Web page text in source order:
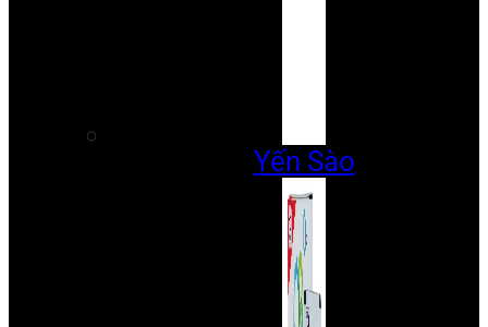
Yến Sào